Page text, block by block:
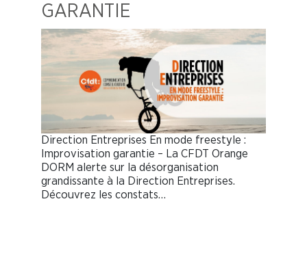
GARANTIE
Direction Entreprises En mode freestyle :
Improvisation garantie – La CFDT Orange
DORM alerte sur la désorganisation
grandissante à la Direction Entreprises.
Découvrez les constats…